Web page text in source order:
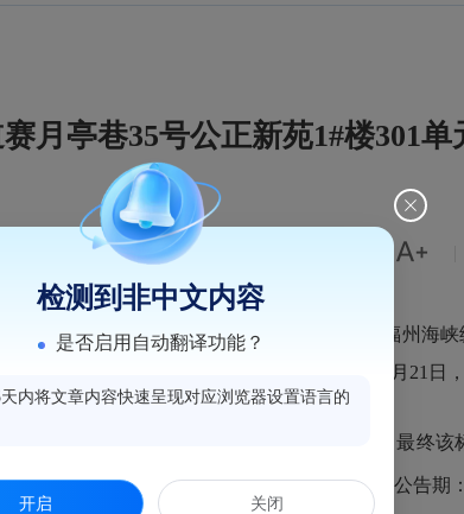
月亭巷35号公正新苑1#楼301单

子竞价平台运营中心已分别在福州新闻网和福州海
目编号：240628863）招租公告。至2024年10月21日
公开招租办理规程（试行）》组织电子竞价。最终
本次竞价结果进行公告，公告5个工作日（公告期
检测到非中文内容
是否启用自动翻译功能？
内将文章内容快速呈现对应浏览器设置语言的
开启 关闭